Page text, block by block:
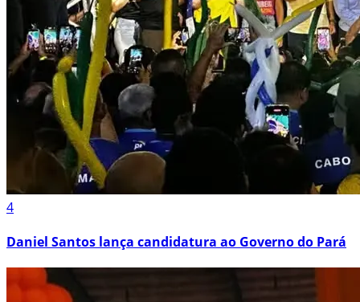
4
Daniel Santos lança candidatura ao Governo do Pará